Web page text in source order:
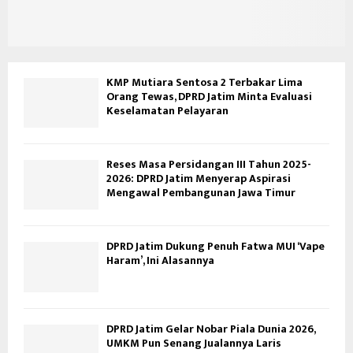
KMP Mutiara Sentosa 2 Terbakar Lima
Orang Tewas, DPRD Jatim Minta Evaluasi
Keselamatan Pelayaran
Reses Masa Persidangan III Tahun 2025-
2026: DPRD Jatim Menyerap Aspirasi
Mengawal Pembangunan Jawa Timur
DPRD Jatim Dukung Penuh Fatwa MUI ‘Vape
Haram’, Ini Alasannya
DPRD Jatim Gelar Nobar Piala Dunia 2026,
UMKM Pun Senang Jualannya Laris